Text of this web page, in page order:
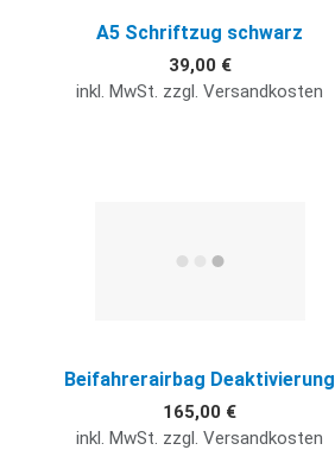
A5 Schriftzug schwarz
39,00 €
inkl. MwSt. zzgl. Versandkosten
Beifahrerairbag Deaktivierung
165,00 €
inkl. MwSt. zzgl. Versandkosten